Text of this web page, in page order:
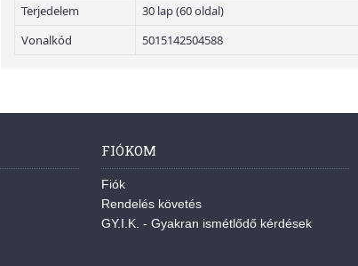
Terjedelem
30 lap (60 oldal)
Vonalkód
5015142504588
FIÓKOM
Fiók
Rendelés követés
GY.I.K. - Gyakran ismétlődő kérdések